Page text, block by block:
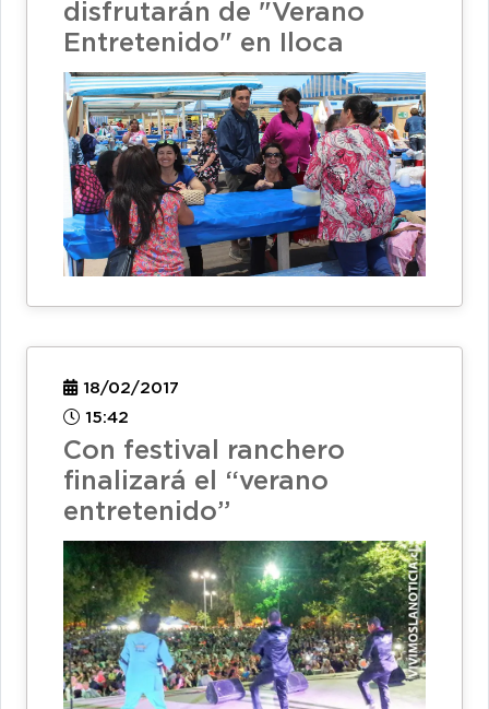
disfrutarán de "Verano
Entretenido" en Iloca
18/02/2017
15:42
Con festival ranchero
finalizará el “verano
entretenido”